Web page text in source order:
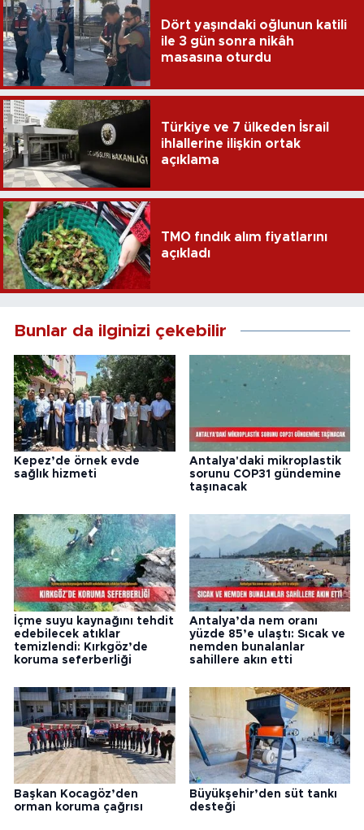
Dört yaşındaki oğlunun katili
ile 3 gün sonra nikâh
masasına oturdu
Türkiye ve 7 ülkeden İsrail
ihlallerine ilişkin ortak
açıklama
TMO fındık alım fiyatlarını
açıkladı
Bunlar da ilginizi çekebilir
Kepez’de örnek evde
sağlık hizmeti
Antalya'daki mikroplastik
sorunu COP31 gündemine
taşınacak
İçme suyu kaynağını tehdit
edebilecek atıklar
temizlendi: Kırkgöz’de
koruma seferberliği
Antalya’da nem oranı
yüzde 85’e ulaştı: Sıcak ve
nemden bunalanlar
sahillere akın etti
Başkan Kocagöz’den
orman koruma çağrısı
Büyükşehir’den süt tankı
desteği